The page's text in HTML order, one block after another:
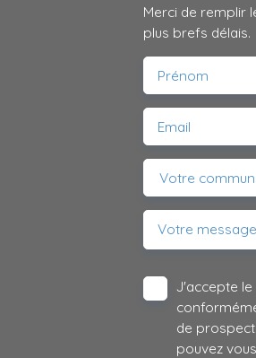
Merci de remplir
plus brefs délais.
Prénom
Email
Votre
Votre message
J'accepte
de
pouvez